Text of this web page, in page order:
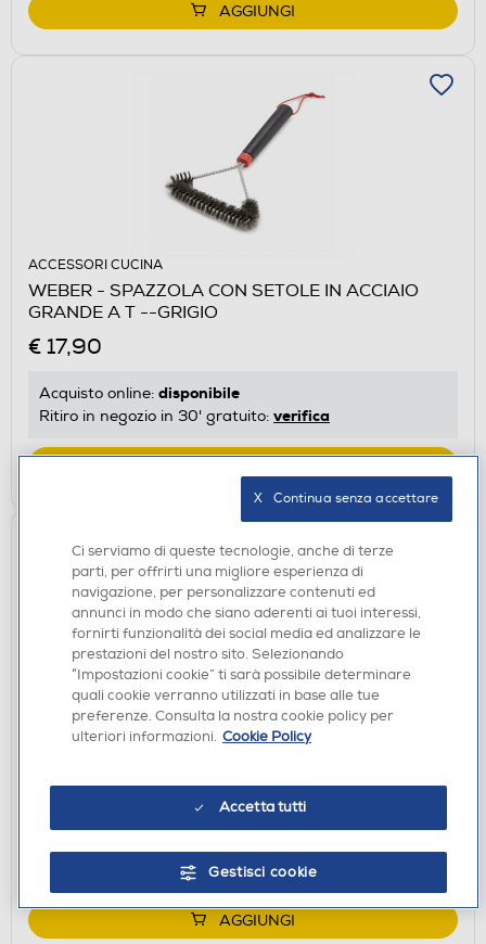
AGGIUNGI
ACCESSORI CUCINA
WEBER - SPAZZOLA CON SETOLE IN ACCIAIO
GRANDE A T --GRIGIO
€ 17,90
Acquisto online: disponibile
Ritiro in negozio in 30' gratuito: verifica
ACCESSORI CUCINA
WEBER - DETERGENTE PER BARBECUE Q E
Acquisto online:disponibile
Ritiro in negozio in 30' gratuito:verifica
AGGIUNGI
Ci serviamo di queste tecnologie, anche di terze
parti, per offrirti una migliore esperienza di
navigazione, per personalizzare contenuti ed
annunci in modo che siano aderenti ai tuoi interessi,
fornirti funzionalità dei social media ed analizzare le
prestazioni del nostro sito. Selezionando
“Impostazioni cookie” ti sarà possibile determinare
quali cookie verranno utilizzati in base alle tue
preferenze. Consulta la nostra cookie policy per
ulteriori informazioni. Cookie Policy
Accetta tutti
Gestisci cookie
X   Continua senza accettare